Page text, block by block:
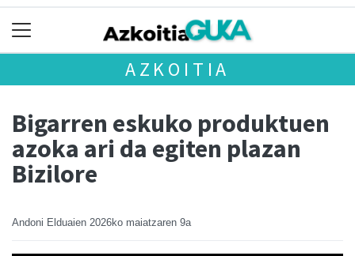
AZKOITIA
Bigarren eskuko produktuen
azoka ari da egiten plazan
Bizilore
Andoni Elduaien 2026ko maiatzaren 9a